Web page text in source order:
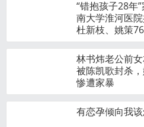
“错抱孩子28年
南大学淮河医院
杜新枝、姚策
林书炜老公前
被陈凯歌封杀
惨遭家暴
有恋孕倾向我